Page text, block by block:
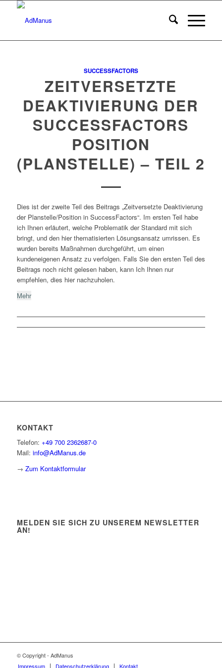
SUCCESSFACTORS
ZEITVERSETZTE
DEAKTIVIERUNG DER
SUCCESSFACTORS
POSITION
(PLANSTELLE) – TEIL 2
Dies ist der zweite Teil des Beitrags „Zeitversetzte Deaktivierung
der Planstelle/Position in SuccessFactors“. Im ersten Teil habe
ich Ihnen erläutert, welche Problematik der Standard mit sich
bringt, und den hier thematisierten Lösungsansatz umrissen. Es
wurden bereits Maßnahmen durchgeführt, um einen
kundeneigenen Ansatz zu verfolgen. Falls Sie den ersten Teil des
Beitrags noch nicht gelesen haben, kann Ich Ihnen nur
empfehlen, dies hier nachzuholen.
Mehr
KONTAKT
Telefon: +49 700 2362687-0
Mail: info@AdManus.de
→ Zum Kontaktformular
MELDEN SIE SICH ZU UNSEREM NEWSLETTER
AN!
© Copyright - AdManus
Impressum
Datenschutzerklärung Kontakt